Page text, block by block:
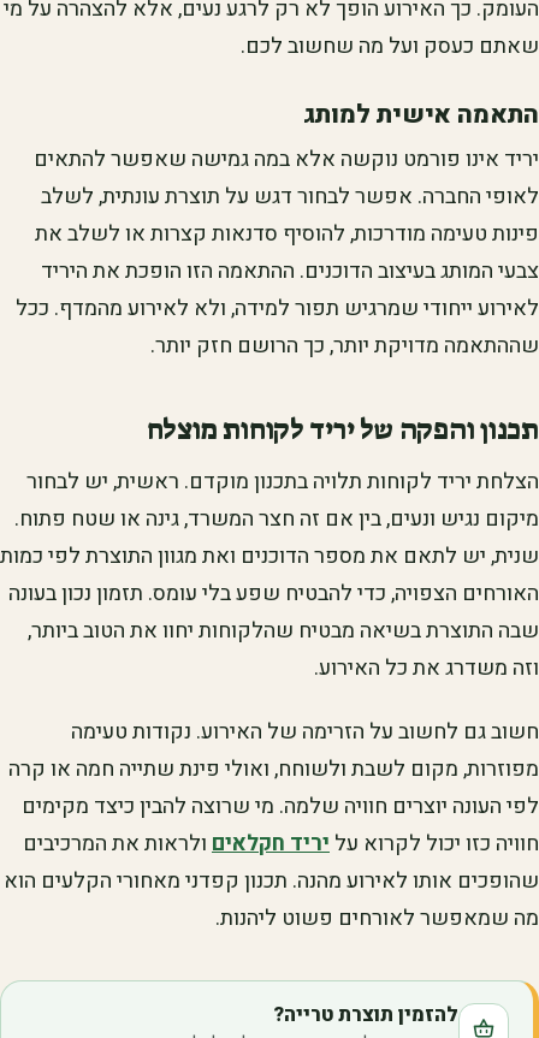
העומק. כך האירוע הופך לא רק לרגע נעים, אלא להצהרה על מי
שאתם כעסק ועל מה שחשוב לכם.
התאמה אישית למותג
יריד אינו פורמט נוקשה אלא במה גמישה שאפשר להתאים
לאופי החברה. אפשר לבחור דגש על תוצרת עונתית, לשלב
פינות טעימה מודרכות, להוסיף סדנאות קצרות או לשלב את
צבעי המותג בעיצוב הדוכנים. ההתאמה הזו הופכת את היריד
לאירוע ייחודי שמרגיש תפור למידה, ולא לאירוע מהמדף. ככל
שההתאמה מדויקת יותר, כך הרושם חזק יותר.
תכנון והפקה של יריד לקוחות מוצלח
הצלחת יריד לקוחות תלויה בתכנון מוקדם. ראשית, יש לבחור
מיקום נגיש ונעים, בין אם זה חצר המשרד, גינה או שטח פתוח.
שנית, יש לתאם את מספר הדוכנים ואת מגוון התוצרת לפי כמות
האורחים הצפויה, כדי להבטיח שפע בלי עומס. תזמון נכון בעונה
שבה התוצרת בשיאה מבטיח שהלקוחות יחוו את הטוב ביותר,
וזה משדרג את כל האירוע.
חשוב גם לחשוב על הזרימה של האירוע. נקודות טעימה
מפוזרות, מקום לשבת ולשוחח, ואולי פינת שתייה חמה או קרה
לפי העונה יוצרים חוויה שלמה. מי שרוצה להבין כיצד מקימים
חוויה כזו יכול לקרוא עליריד חקלאיםולראות את המרכיבים
שהופכים אותו לאירוע מהנה. תכנון קפדני מאחורי הקלעים הוא
מה שמאפשר לאורחים פשוט ליהנות.
להזמין תוצרת טרייה?